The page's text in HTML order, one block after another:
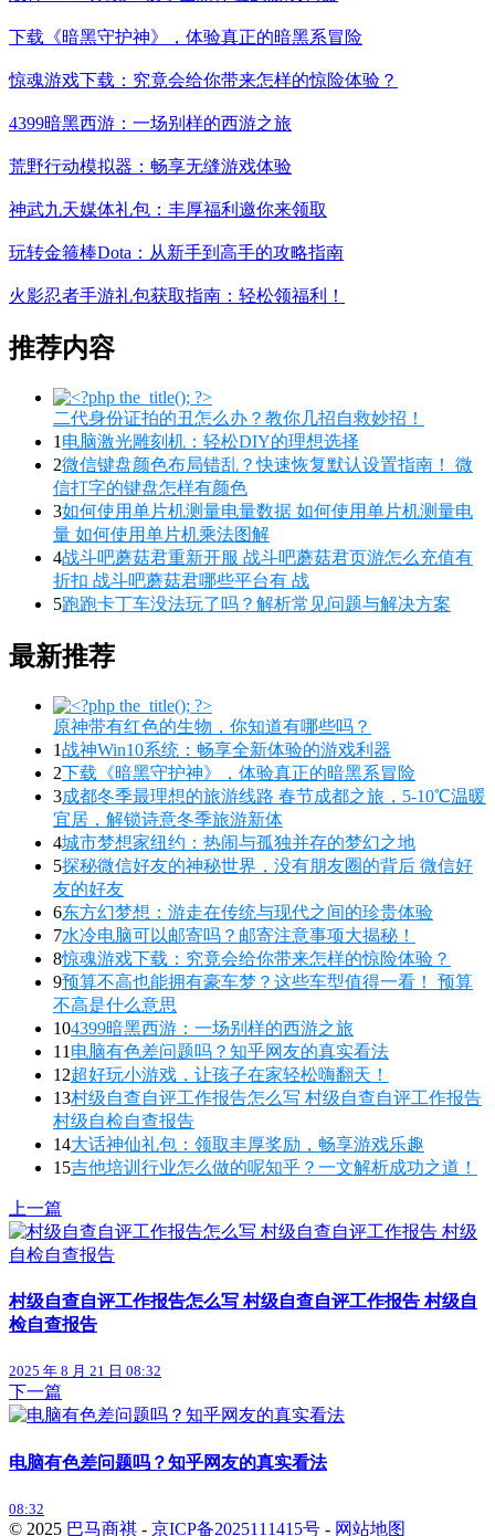
下载《暗黑守护神》，体验真正的暗黑系冒险
惊魂游戏下载：究竟会给你带来怎样的惊险体验？
4399暗黑西游：一场别样的西游之旅
荒野行动模拟器：畅享无缝游戏体验
神武九天媒体礼包：丰厚福利邀你来领取
玩转金箍棒Dota：从新手到高手的攻略指南
火影忍者手游礼包获取指南：轻松领福利！
推荐内容
二代身份证拍的丑怎么办？教你几招自救妙招！
1 电脑激光雕刻机：轻松DIY的理想选择
2微信键盘颜色布局错乱？快速恢复默认设置指南！ 微
信打字的键盘怎样有颜色
3如何使用单片机测量电量数据 如何使用单片机测量电
量 如何使用单片机乘法图解
4战斗吧蘑菇君重新开服 战斗吧蘑菇君页游怎么充值有
折扣 战斗吧蘑菇君哪些平台有 战
5跑跑卡丁车没法玩了吗？解析常见问题与解决方案
最新推荐
原神带有红色的生物，你知道有哪些吗？
1战神Win10系统：畅享全新体验的游戏利器
2下载《暗黑守护神》，体验真正的暗黑系冒险
3成都冬季最理想的旅游线路 春节成都之旅，5-10℃温暖
宜居，解锁诗意冬季旅游新体
4城市梦想家纽约：热闹与孤独并存的梦幻之地
5探秘微信好友的神秘世界，没有朋友圈的背后 微信好
友的好友
6东方幻梦想：游走在传统与现代之间的珍贵体验
7水冷电脑可以邮寄吗？邮寄注意事项大揭秘！
8惊魂游戏下载：究竟会给你带来怎样的惊险体验？
9预算不高也能拥有豪车梦？这些车型值得一看！ 预算
不高是什么意思
104399暗黑西游：一场别样的西游之旅
11 电脑有色差问题吗？知乎网友的真实看法
12超好玩小游戏，让孩子在家轻松嗨翻天！
13村级自查自评工作报告怎么写 村级自查自评工作报告
村级自检自查报告
14大话神仙礼包：领取丰厚奖励，畅享游戏乐趣
15吉他培训行业怎么做的呢知乎？一文解析成功之道！
上一篇
村级自查自评工作报告怎么写 村级自查自评工作报告 村级自
检自查报告
2025 年 8 月 21 日 08:32
下一篇
电脑有色差问题吗？知乎网友的真实看法
08:32
© 2025 巴马商祺 - 京ICP备2025111415号 - 网站地图